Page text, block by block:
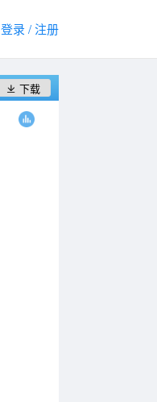
登录 / 注册
 下载